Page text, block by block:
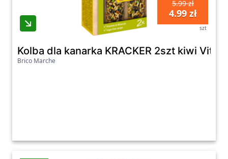
5.99 zł
4.99 zł
szt
Kolba dla kanarka KRACKER 2szt kiwi
Brico Marche